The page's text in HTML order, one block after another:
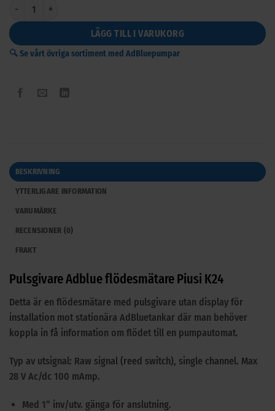
LÄGG TILL I VARUKORG
🔍 Se vårt övriga sortiment med AdBluepumpar
BESKRIVNING
YTTERLIGARE INFORMATION
VARUMÄRKE
RECENSIONER (0)
FRAKT
Pulsgivare Adblue flödesmätare Piusi K24
Detta är en flödesmätare med pulsgivare utan display för
installation mot stationära AdBluetankar där man behöver
koppla in få information om flödet till en pumpautomat.
Typ av utsignal: Raw signal (reed switch), single channel. Max
28 V Ac/dc 100 mAmp.
Med 1” inv/utv. gänga för anslutning.